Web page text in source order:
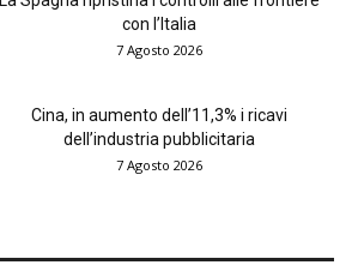
con l’Italia
7 Agosto 2026
Cina, in aumento dell’11,3% i ricavi
dell’industria pubblicitaria
7 Agosto 2026